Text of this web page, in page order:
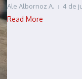
Ale Albornoz A. 4 de
Read More